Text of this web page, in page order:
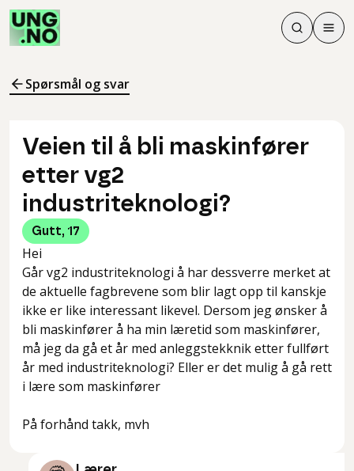
Søk
Søk
Meny
Spørsmål og svar
Veien til å bli maskinfører
etter vg2
industriteknologi?
Gutt, 17
Hei
Går vg2 industriteknologi å har dessverre merket at
de aktuelle fagbrevene som blir lagt opp til kanskje
ikke er like interessant likevel. Dersom jeg ønsker å
bli maskinfører å ha min læretid som maskinfører,
må jeg da gå et år med anleggstekknik etter fullført
år med industriteknologi? Eller er det mulig å gå rett
i lære som maskinfører
På forhånd takk, mvh